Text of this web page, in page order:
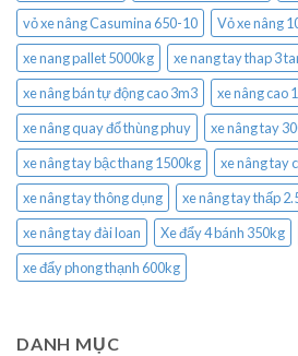
vỏ xe nâng Casumina 650-10
Vỏ xe nâng
xe nang pallet 5000kg
xe nang tay thap 3
xe nâng bán tự động cao 3m3
xe nâng cao
xe nâng quay đổ thùng phuy
xe nâng tay
xe nâng tay bậc thang 1500kg
xe nâng tay
xe nâng tay thông dụng
xe nâng tay thấp
xe nâng tay đài loan
Xe đẩy 4 bánh 350kg
xe đẩy phong thạnh 600kg
DANH MỤC